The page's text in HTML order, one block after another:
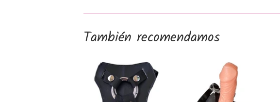
También recomendamos